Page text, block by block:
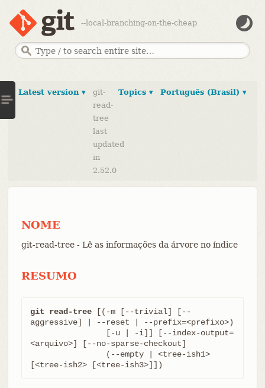
--local-branching-on-the-cheap
Português (Brasil) ▾
Topics ▾
Latest version ▾
git-
read-
tree
last
updated
in
2.52.0
NOME
git-read-tree - Lê as informações da árvore no índice
RESUMO
git read-tree [(-m [--trivial] [--
aggressive] | --reset | --prefix=<prefixo>)
<arquivo>] [--no-sparse-checkout]
[<tree-ish2> [<tree-ish3>]])